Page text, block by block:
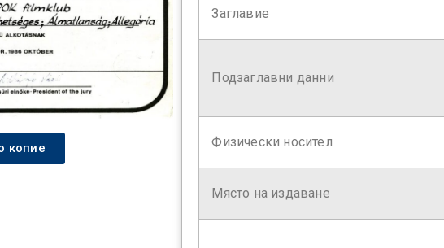
копие
Заглавие
Подзаглавни данни
Физически носител
Място на издаване